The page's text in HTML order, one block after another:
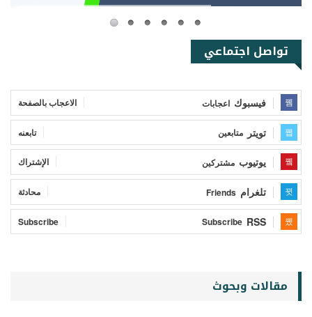
تواصل اجتماعي
فيسبوك اعجابات الاعجاب بالصفحة
تويتر متابعين تابعنه
يوتيوب مشتركين الإشتراك
تلغرام Friends محادثة
RSS
Subscribe
Subscribe
مقالات وبحوث